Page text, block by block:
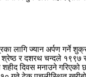
लागि ज्यान अर्पण गर्ने
श्रेष्ठ र दशरथ चन्दले १९९७
शहीद दिवस मनाउने